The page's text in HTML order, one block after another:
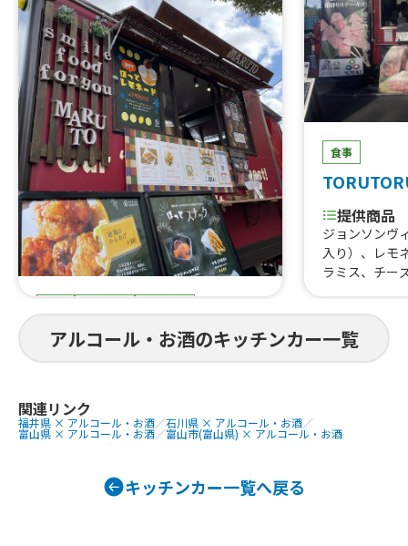
まると
提供商品
ール、ゆめかわひんやりスイーツ、豚
角煮丼、かき氷、ほっとスナック、か
す大根、ホットレモネード、唐揚げ、le
レー、つくねライス
食事
提供商品
ジョンソンヴ
入り）、レモ
ラミス、チー
すじ煮込み、
重、はらみ
牛タン串、
にわ黒牛ステ
美人カステラ
アルコール・お酒のキッチンカー一覧
関連リンク
福井県 × アルコール・お酒／石川県 × アルコール・お酒／
富山県 × アルコール・お酒／富山市(富山県) × アルコール・お酒
キッチンカー一覧へ戻る